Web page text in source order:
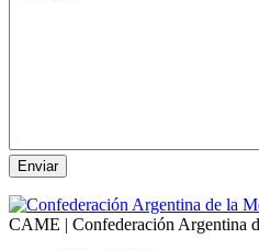
CAME | Confederación Argentina